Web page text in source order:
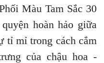
Màu Tam Sắc 30
hoàn hảo giữa
tỉ mỉ trong cách cắm
của chậu hoa -